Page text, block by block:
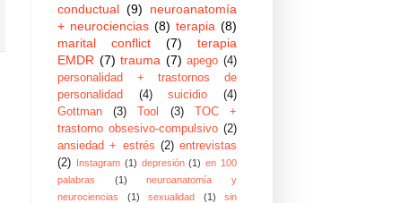
conductual (9)
neuroanatomía
+ neurociencias (8) terapia (8)
marital conflict
(7)
terapia
EMDR (7) trauma (7) apego (4)
personalidad + trastornos de
personalidad
(4) suicidio
(4)
Gottman
(3) Tool (3)
TOC +
trastorno obsesivo-compulsivo (2)
ansiedad + estrés (2) entrevistas
(2) Instagram (1) depresión (1) en 100
palabras
(1)
neuroanatomía y
neurociencias
(1) sexualidad (1)
sin